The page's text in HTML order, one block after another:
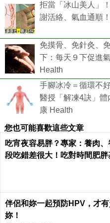
拒當「冰山美人」
謝活絡、氣血通順！
免摸骨、免針灸、
下：每天９下促進
Health
手腳冰冷＝循環不
醫授「解凍4訣」
康 Health
您也可能喜歡這些文章
吃宵夜容易胖？專家：養肉
段吃錯差很大！吃對時間肥胖
伴侶和妳一起預防HPV，才
妳！